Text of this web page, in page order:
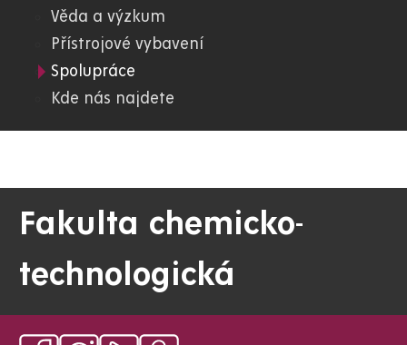
Věda a výzkum
Přístrojové vybavení
Spolupráce
Kde nás najdete
Fakulta chemicko-
technologická